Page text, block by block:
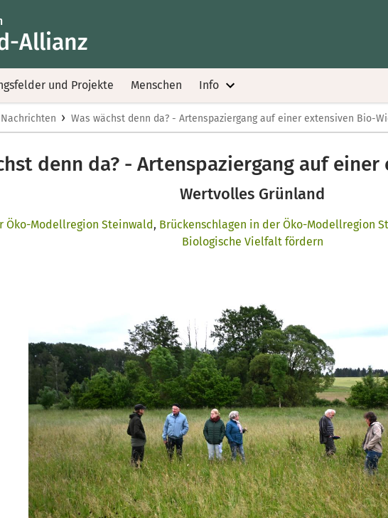
Allianz
und Projekte Menschen Info
Nachrichten › Was wächst denn da? - Artenspaziergang auf einer extensiven Bio-
denn da? - Artenspaziergang auf
Wertvolles Grünland
Öko-Modellregion Steinwald, Brückenschlagen in der Öko-Modellregion
Biologische Vielfalt fördern